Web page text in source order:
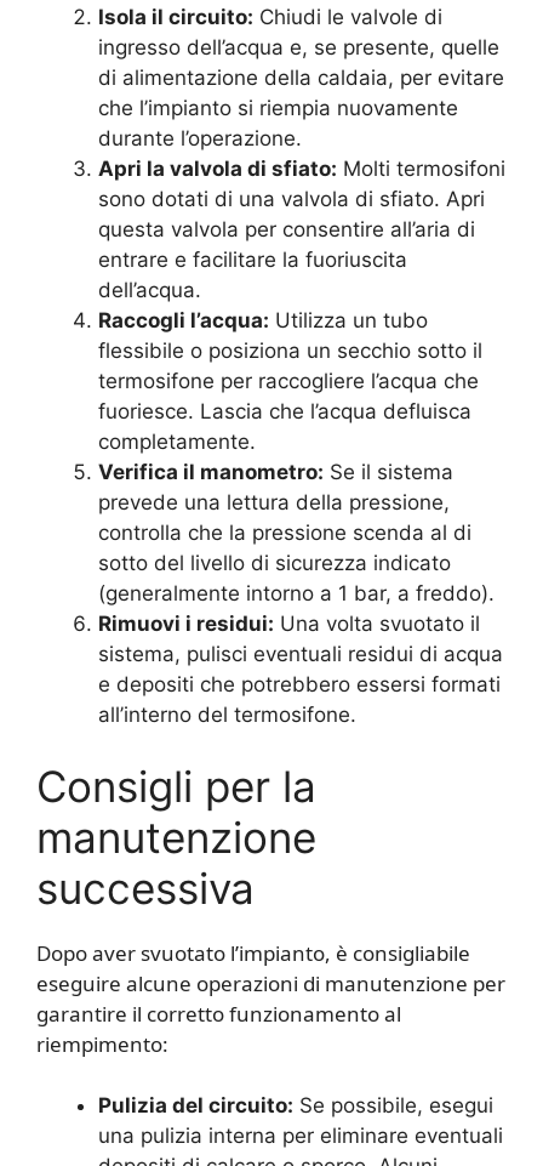
Isola il circuito: Chiudi le valvole di
ingresso dell’acqua e, se presente, quelle
di alimentazione della caldaia, per evitare
che l’impianto si riempia nuovamente
durante l’operazione.
Apri la valvola di sfiato: Molti termosifoni
sono dotati di una valvola di sfiato. Apri
questa valvola per consentire all’aria di
entrare e facilitare la fuoriuscita
dell’acqua.
Raccogli l’acqua: Utilizza un tubo
flessibile o posiziona un secchio sotto il
termosifone per raccogliere l’acqua che
fuoriesce. Lascia che l’acqua defluisca
completamente.
Verifica il manometro: Se il sistema
prevede una lettura della pressione,
controlla che la pressione scenda al di
sotto del livello di sicurezza indicato
(generalmente intorno a 1 bar, a freddo).
Rimuovi i residui: Una volta svuotato il
sistema, pulisci eventuali residui di acqua
e depositi che potrebbero essersi formati
all’interno del termosifone.
Consigli per la
manutenzione
successiva
Dopo aver svuotato l’impianto, è consigliabile
eseguire alcune operazioni di manutenzione per
garantire il corretto funzionamento al
riempimento:
Pulizia del circuito: Se possibile, esegui
una pulizia interna per eliminare eventuali